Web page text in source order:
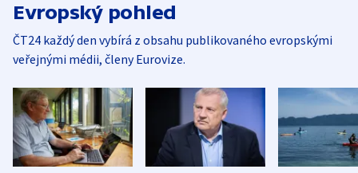
Evropský pohled
ČT24 každý den vybírá z obsahu publikovaného evropskými
veřejnými médii, členy Eurovize.